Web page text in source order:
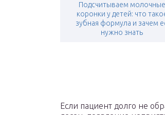
Подсчитываем молочные
коронки у детей: что
зубная формула и зачем
нужно знать
Если пациент долго не